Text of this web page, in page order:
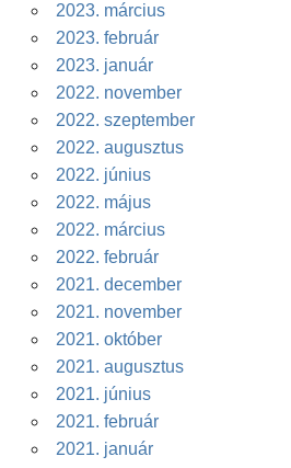
2023. március
2023. február
2023. január
2022. november
2022. szeptember
2022. augusztus
2022. június
2022. május
2022. március
2022. február
2021. december
2021. november
2021. október
2021. augusztus
2021. június
2021. február
2021. január